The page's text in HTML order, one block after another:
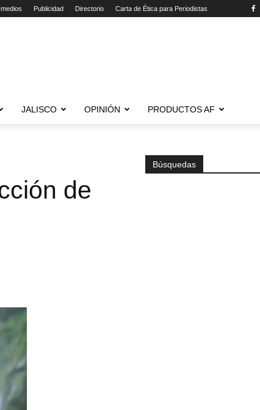
Publicidad Directorio Carta de Ética para Periodistas
JALISCO OPINIÓN PRODUCTOS AF
de
Búsquedas